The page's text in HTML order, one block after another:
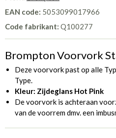
EAN code: 5053099017966
Code fabrikant: Q100277
Brompton Voorvork
Deze voorvork past op alle
Type.
Kleur: Zijdeglans Hot Pink
De voorvork is achteraan
van de voorrem dmv. een